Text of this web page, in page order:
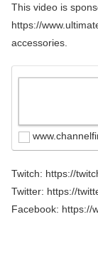
This video is
https://
accessories.
Twitch: https://
Twitter: https://
Facebook: https://